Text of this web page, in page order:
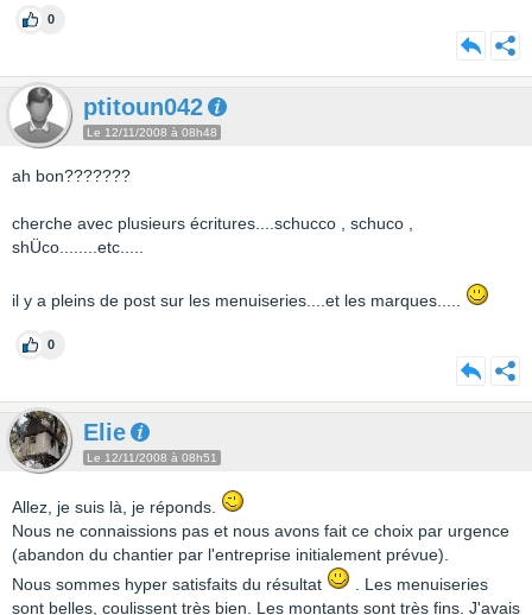
0
ptitoun042
Le 12/11/2008 à 08h48
ah bon???????
cherche avec plusieurs écritures....schucco , schuco ,
shÜco........etc.....
il y a pleins de post sur les menuiseries....et les marques.....
0
Elie
Le 12/11/2008 à 08h51
Allez, je suis là, je réponds.
Nous ne connaissions pas et nous avons fait ce choix par urgence
(abandon du chantier par l'entreprise initialement prévue).
Nous sommes hyper satisfaits du résultat
. Les menuiseries
sont belles, coulissent très bien. Les montants sont très fins. J'avais